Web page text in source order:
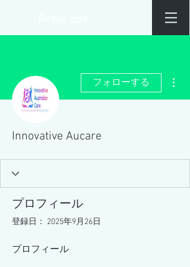
フォローする
Innovative Aucare
プロフィール
登録日： 2025年9月26日
プロフィール